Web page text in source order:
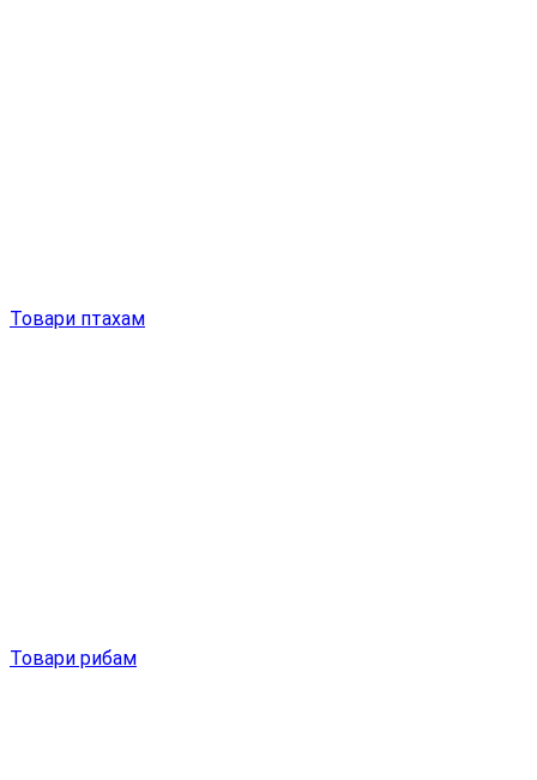
Товари птахам
Товари рибам